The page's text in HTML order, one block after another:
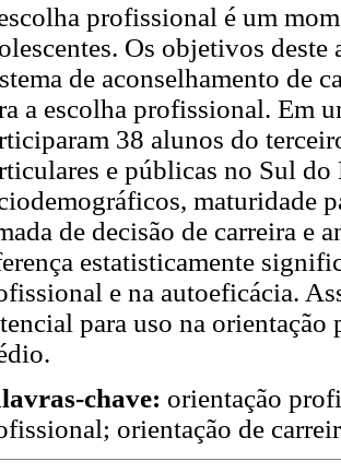
profissional é um
Os objetivos
de aconselhamento de
a escolha profissional. Em
38 alunos do
e públicas no Sul
maturidade
de decisão de carreira e
estatisticamente
e na autoeficácia.
para uso na
chave: orientação
orientação de